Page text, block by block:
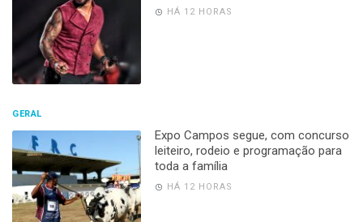
HÁ 12 HORAS
GERAL
Expo Campos segue, com concurso
leiteiro, rodeio e programação para
toda a família
HÁ 12 HORAS